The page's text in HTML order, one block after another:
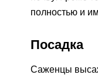
полностью и
Посадка
Саженцы